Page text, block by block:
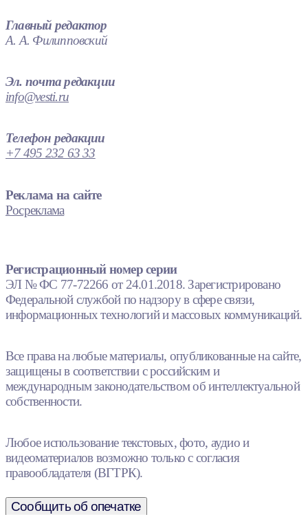
Главный редактор
А. А. Филипповский
Эл. почта редакции
info@vesti.ru
Телефон редакции
+7 495 232 63 33
Реклама на сайте
Росреклама
Регистрационный номер серии
ЭЛ № ФС 77-72266 от 24.01.2018. Зарегистрировано
Федеральной службой по надзору в сфере связи,
информационных технологий и массовых коммуникаций.
Все права на любые материалы, опубликованные на сайте,
защищены в соответствии с российским и
международным законодательством об интеллектуальной
собственности.
Любое использование текстовых, фото, аудио и
видеоматериалов возможно только с согласия
правообладателя (ВГТРК).
Сообщить об опечатке